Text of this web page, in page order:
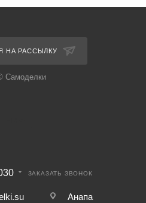
НА РАССЫЛКУ
Самоделки
ЗАКАЗАТЬ ЗВОНОК
Анапа